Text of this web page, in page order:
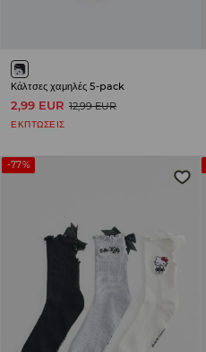
Κάλτσες χαμηλές 5-pack
2,99 EUR 12,99 EUR
ΕΚΠΤΩΣΕΙΣ
-77%